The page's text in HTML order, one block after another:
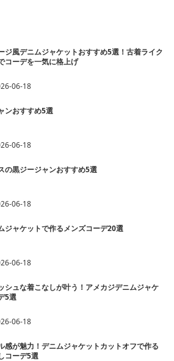
ジ風デニムジャケットおすすめ5選！古着ライク
コーデを一気に格上げ
06-18
ンおすすめ5選
06-18
の黒ジージャンおすすめ5選
06-18
ジャケットで作るメンズコーデ20選
06-18
シュな着こなしが叶う！アメカジデニムジャケ
5選
06-18
感が魅力！デニムジャケットカットオフで作る
コーデ5選